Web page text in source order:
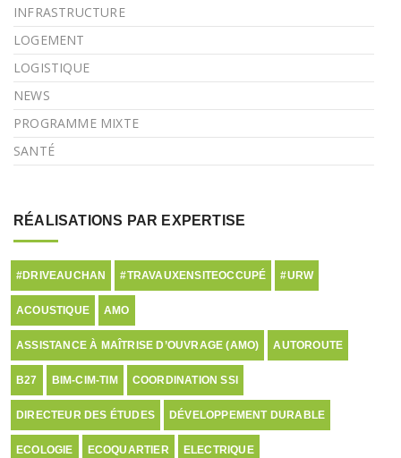
INFRASTRUCTURE
LOGEMENT
LOGISTIQUE
NEWS
PROGRAMME MIXTE
SANTÉ
RÉALISATIONS PAR EXPERTISE
#DRIVEAUCHAN #TRAVAUXENSITEOCCUPÉ #URW
ACOUSTIQUE AMO
ASSISTANCE À MAÎTRISE D’OUVRAGE (AMO) AUTOROUTE
B27 BIM-CIM-TIM COORDINATION SSI
DIRECTEUR DES ÉTUDES DÉVELOPPEMENT DURABLE
ECOLOGIE ECOQUARTIER ELECTRIQUE